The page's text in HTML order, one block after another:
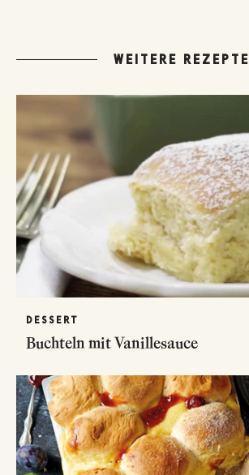
WEITERE REZEPTE
DESSERT
Buchteln mit Vanillesauce